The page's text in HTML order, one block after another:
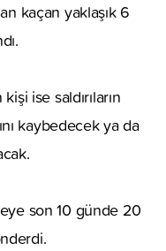
kaçan yaklaşık 6
ise saldırıların
kaybedecek ya da
son 10 günde 20